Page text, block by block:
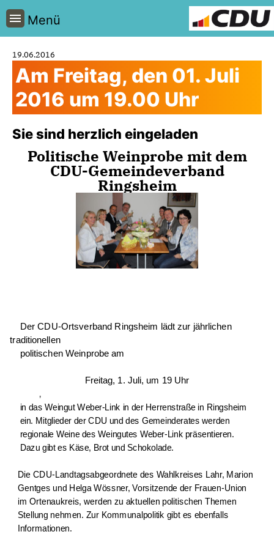
Menü
19.06.2016
Am Freitag, den 01. Juli
2016 um 19.00 Uhr
Sie sind herzlich eingeladen
Politische Weinprobe mit dem
CDU-Gemeindeverband
Ringsheim
Der CDU-Ortsverband Ringsheim lädt zur jährlichen
traditionellen
politischen Weinprobe am
Freitag, 1. Juli, um 19 Uhr
,
in das Weingut Weber-Link in der Herrenstraße in Ringsheim
ein. Mitglieder der CDU und des Gemeinderates werden
regionale Weine des Weingutes Weber-Link präsentieren.
Dazu gibt es Käse, Brot und Schokolade.
Die CDU-Landtagsabgeordnete des Wahlkreises Lahr, Marion
Gentges und Helga Wössner, Vorsitzende der Frauen-Union
im Ortenaukreis, werden zu aktuellen politischen Themen
Stellung nehmen. Zur Kommunalpolitik gibt es ebenfalls
Informationen.